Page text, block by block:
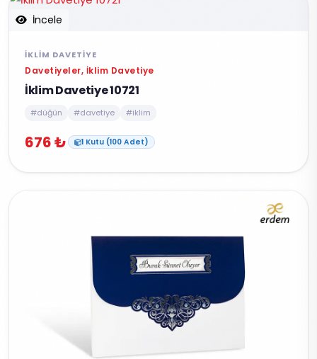
İncele
İKLIM DAVETIYE
Davetiyeler, İklim Davetiye
İklim Davetiye 10721
#düğün #davetiye #iklim
676 ₺ 1 Kutu (100 Adet)